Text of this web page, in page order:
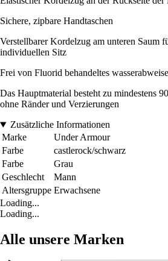
Sichere, zipbare Handtaschen
Verstellbarer Kordelzug am unteren Saum
individuellen Sitz
Frei von Fluorid behandeltes
Das Hauptmaterial besteht zu mindestens
ohne Ränder und Verzierungen
Zusätzliche Informationen
Marke
Under Armour
Farbe
castlerock/schwarz
Farbe
Grau
Geschlecht
Mann
Altersgruppe Erwachsene
Loading...
Loading...
Alle unsere Marken